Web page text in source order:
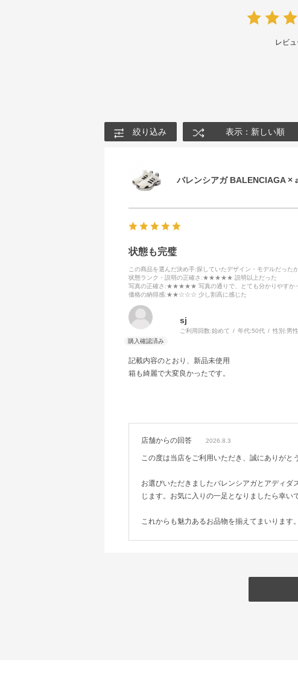
レビュ
絞り込み 表示：新しい順
バレンシアガ BALENCIAGA ×
状態も完璧
この商品を選んだ決め手:探していたデザイン・モデルだった
状態ランク・説明の正確さ :★★★★★ 説明以上だった
写真の正確さ :★★★★★ 写真の通りで、とても分かりやすか
価格の納得感:★★☆☆☆ 少し割高に感じた
sj
ご利用回数:始めて 年代:50代 性別:男性
記載内容のとおり、新品未使用
箱も綺麗で大変良かったです。
店舗からの回答 2026.8.3
この度は当店をご利用いただき、誠にありがと
お選びいただきましたバレンシアガとアディ
じます。お気に入りの一足となりましたら幸い
これからも魅力あるお品物を揃えてまいります